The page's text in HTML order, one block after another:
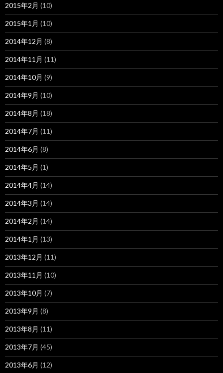
2015年2月 (10)
2015年1月 (10)
2014年12月 (8)
2014年11月 (11)
2014年10月 (9)
2014年9月 (10)
2014年8月 (18)
2014年7月 (11)
2014年6月 (8)
2014年5月 (1)
2014年4月 (14)
2014年3月 (14)
2014年2月 (14)
2014年1月 (13)
2013年12月 (11)
2013年11月 (10)
2013年10月 (7)
2013年9月 (8)
2013年8月 (11)
2013年7月 (45)
2013年6月 (12)